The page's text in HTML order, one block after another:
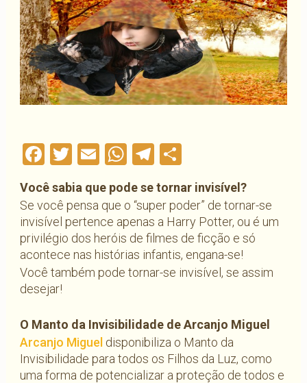
Facebook
Twitter
EmailWhatsApp
Telegram
Você sabia que pode se tornar invisível?
Se você pensa que o “super poder” de tornar-se
invisível pertence apenas a Harry Potter, ou é um
privilégio dos heróis de filmes de ficção e só
acontece nas histórias infantis, engana-se!
Você também pode tornar-se invisível, se assim
desejar!
O Manto da Invisibilidade de Arcanjo Miguel
Arcanjo Miguel disponibiliza o Manto da
Invisibilidade para todos os Filhos da Luz, como
uma forma de potencializar a proteção de todos e